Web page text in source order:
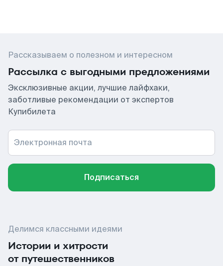
Рассказываем о полезном и интересном
Рассылка с выгодными предложениями
Эксклюзивные акции, лучшие лайфхаки,
заботливые рекомендации от экспертов
Купибилета
Электронная почта
Подписаться
Делимся классными идеями
Истории и хитрости
от путешественников